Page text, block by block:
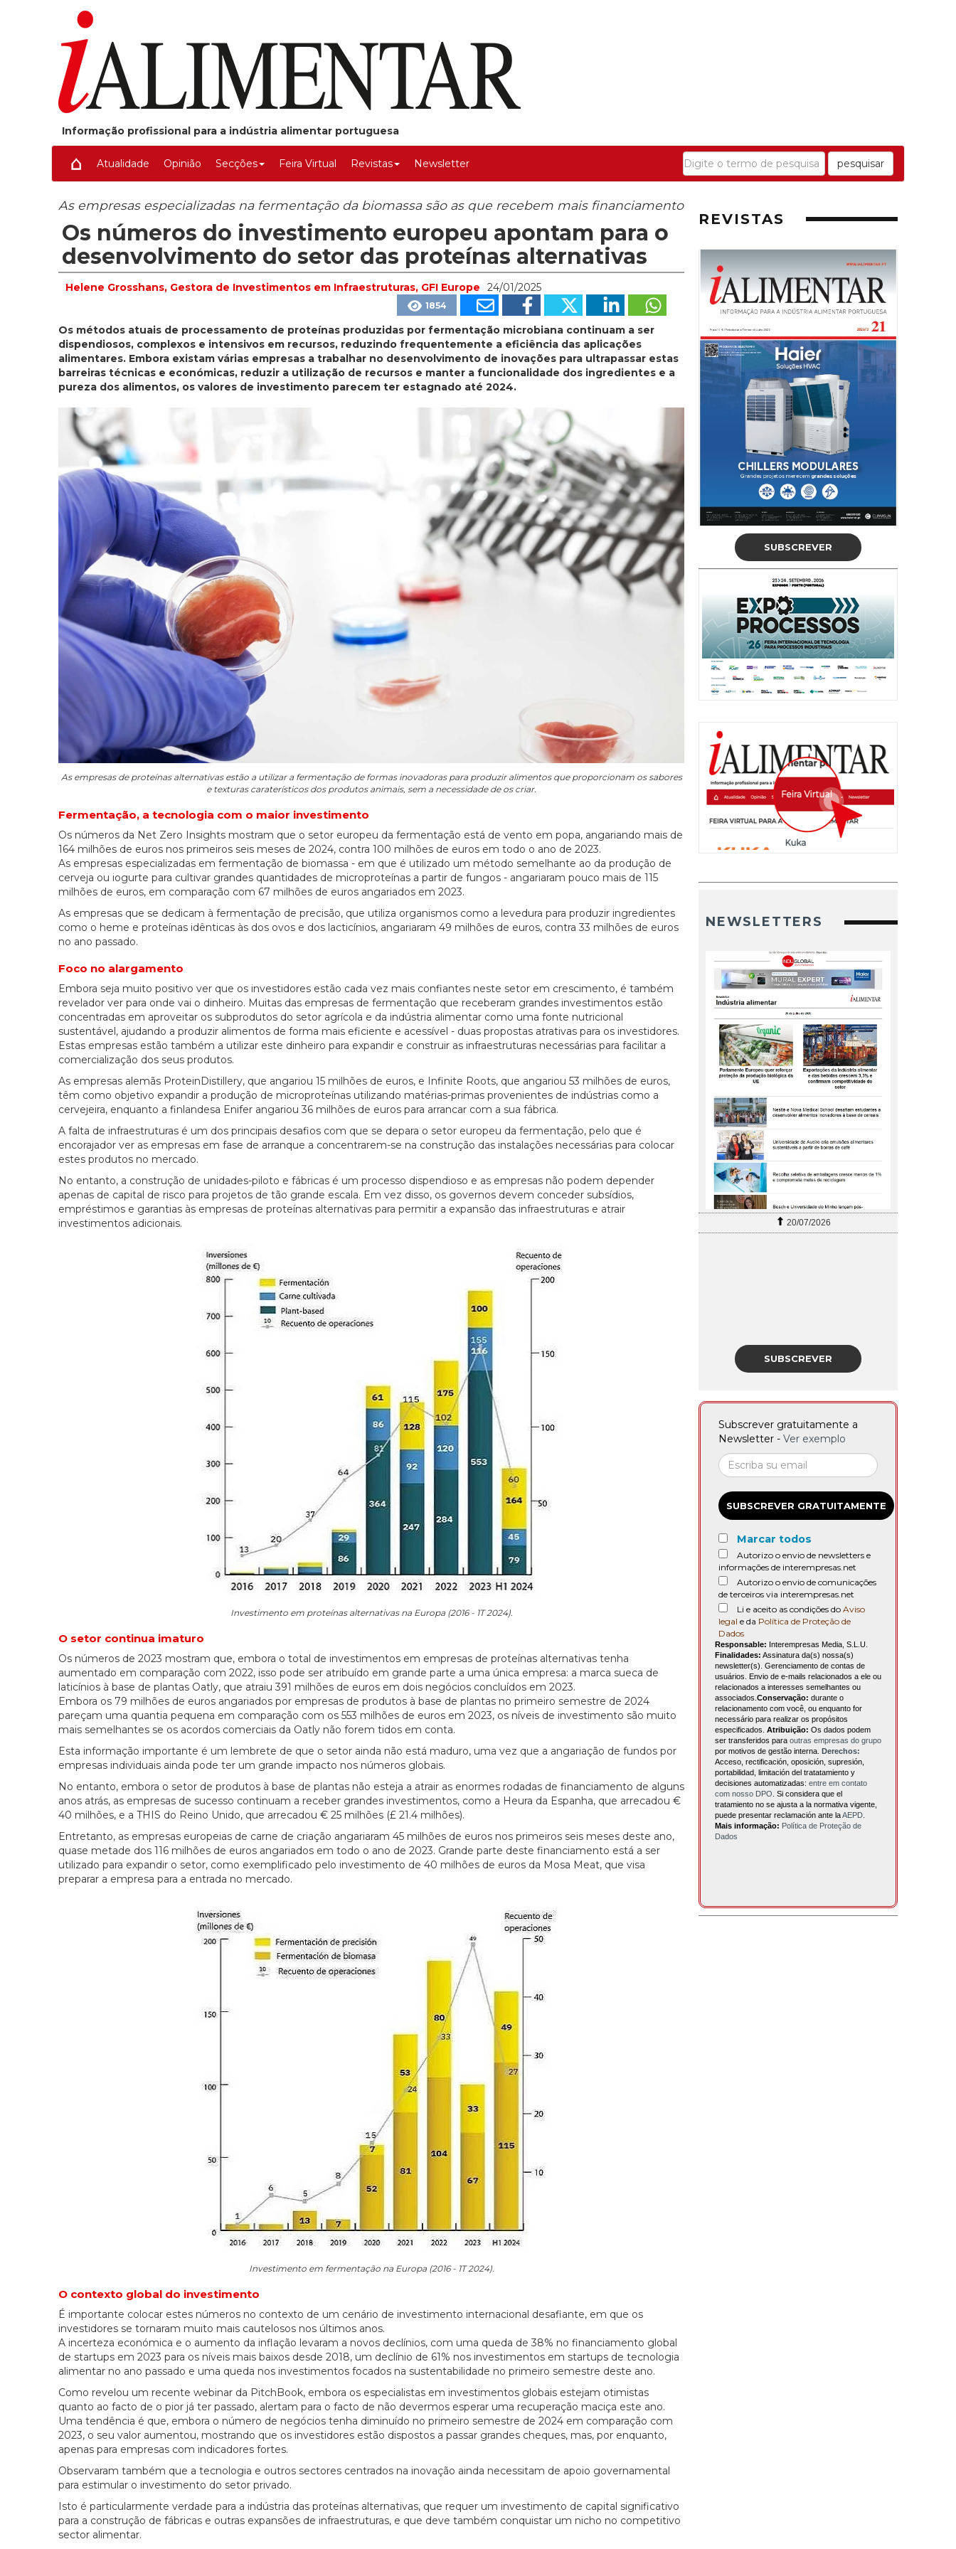
Informação profissional para a indústria alimentar portuguesa
Atualidade Opinião Secções Feira Virtual Revistas Newsletter pesquisar
As empresas especializadas na fermentação da biomassa são as que recebem mais financiamento
Os números do investimento europeu apontam para o
desenvolvimento do setor das proteínas alternativas
Helene Grosshans, Gestora de Investimentos em Infraestruturas, GFI Europe 24/01/2025
1854
Os métodos atuais de processamento de proteínas produzidas por fermentação microbiana continuam a ser
dispendiosos, complexos e intensivos em recursos, reduzindo frequentemente a eficiência das aplicações
alimentares. Embora existam várias empresas a trabalhar no desenvolvimento de inovações para ultrapassar estas
barreiras técnicas e económicas, reduzir a utilização de recursos e manter a funcionalidade dos ingredientes e a
pureza dos alimentos, os valores de investimento parecem ter estagnado até 2024.
As empresas de proteínas alternativas estão a utilizar a fermentação de formas inovadoras para produzir alimentos que proporcionam os sabores
e texturas caraterísticos dos produtos animais, sem a necessidade de os criar.
Fermentação, a tecnologia com o maior investimento
Os números da Net Zero Insights mostram que o setor europeu da fermentação está de vento em popa, angariando mais de
164 milhões de euros nos primeiros seis meses de 2024, contra 100 milhões de euros em todo o ano de 2023.
As empresas especializadas em fermentação de biomassa - em que é utilizado um método semelhante ao da produção de
cerveja ou iogurte para cultivar grandes quantidades de microproteínas a partir de fungos - angariaram pouco mais de 115
milhões de euros, em comparação com 67 milhões de euros angariados em 2023.
As empresas que se dedicam à fermentação de precisão, que utiliza organismos como a levedura para produzir ingredientes
como o heme e proteínas idênticas às dos ovos e dos lacticínios, angariaram 49 milhões de euros, contra 33 milhões de euros
no ano passado.
Foco no alargamento
Embora seja muito positivo ver que os investidores estão cada vez mais confiantes neste setor em crescimento, é também
revelador ver para onde vai o dinheiro. Muitas das empresas de fermentação que receberam grandes investimentos estão
concentradas em aproveitar os subprodutos do setor agrícola e da indústria alimentar como uma fonte nutricional
sustentável, ajudando a produzir alimentos de forma mais eficiente e acessível - duas propostas atrativas para os investidores.
Estas empresas estão também a utilizar este dinheiro para expandir e construir as infraestruturas necessárias para facilitar a
comercialização dos seus produtos.
As empresas alemãs ProteinDistillery, que angariou 15 milhões de euros, e Infinite Roots, que angariou 53 milhões de euros,
têm como objetivo expandir a produção de microproteínas utilizando matérias-primas provenientes de indústrias como a
cervejeira, enquanto a finlandesa Enifer angariou 36 milhões de euros para arrancar com a sua fábrica.
A falta de infraestruturas é um dos principais desafios com que se depara o setor europeu da fermentação, pelo que é
encorajador ver as empresas em fase de arranque a concentrarem-se na construção das instalações necessárias para colocar
estes produtos no mercado.
No entanto, a construção de unidades-piloto e fábricas é um processo dispendioso e as empresas não podem depender
apenas de capital de risco para projetos de tão grande escala. Em vez disso, os governos devem conceder subsídios,
empréstimos e garantias às empresas de proteínas alternativas para permitir a expansão das infraestruturas e atrair
investimentos adicionais.
Investimento em proteínas alternativas na Europa (2016 - 1T 2024).
O setor continua imaturo
Os números de 2023 mostram que, embora o total de investimentos em empresas de proteínas alternativas tenha
aumentado em comparação com 2022, isso pode ser atribuído em grande parte a uma única empresa: a marca sueca de
laticínios à base de plantas Oatly, que atraiu 391 milhões de euros em dois negócios concluídos em 2023.
Embora os 79 milhões de euros angariados por empresas de produtos à base de plantas no primeiro semestre de 2024
pareçam uma quantia pequena em comparação com os 553 milhões de euros em 2023, os níveis de investimento são muito
mais semelhantes se os acordos comerciais da Oatly não forem tidos em conta.
Esta informação importante é um lembrete de que o setor ainda não está maduro, uma vez que a angariação de fundos por
empresas individuais ainda pode ter um grande impacto nos números globais.
No entanto, embora o setor de produtos à base de plantas não esteja a atrair as enormes rodadas de financiamento de alguns
anos atrás, as empresas de sucesso continuam a receber grandes investimentos, como a Heura da Espanha, que arrecadou €
40 milhões, e a THIS do Reino Unido, que arrecadou € 25 milhões (£ 21.4 milhões).
Entretanto, as empresas europeias de carne de criação angariaram 45 milhões de euros nos primeiros seis meses deste ano,
quase metade dos 116 milhões de euros angariados em todo o ano de 2023. Grande parte deste financiamento está a ser
utilizado para expandir o setor, como exemplificado pelo investimento de 40 milhões de euros da Mosa Meat, que visa
preparar a empresa para a entrada no mercado.
Investimento em fermentação na Europa (2016 - 1T 2024).
O contexto global do investimento
É importante colocar estes números no contexto de um cenário de investimento internacional desafiante, em que os
investidores se tornaram muito mais cautelosos nos últimos anos.
A incerteza económica e o aumento da inflação levaram a novos declínios, com uma queda de 38% no financiamento global
de startups em 2023 para os níveis mais baixos desde 2018, um declínio de 61% nos investimentos em startups de tecnologia
alimentar no ano passado e uma queda nos investimentos focados na sustentabilidade no primeiro semestre deste ano.
Como revelou um recente webinar da PitchBook, embora os especialistas em investimentos globais estejam otimistas
quanto ao facto de o pior já ter passado, alertam para o facto de não devermos esperar uma recuperação maciça este ano.
Uma tendência é que, embora o número de negócios tenha diminuído no primeiro semestre de 2024 em comparação com
2023, o seu valor aumentou, mostrando que os investidores estão dispostos a passar grandes cheques, mas, por enquanto,
apenas para empresas com indicadores fortes.
Observaram também que a tecnologia e outros sectores centrados na inovação ainda necessitam de apoio governamental
para estimular o investimento do setor privado.
Isto é particularmente verdade para a indústria das proteínas alternativas, que requer um investimento de capital significativo
para a construção de fábricas e outras expansões de infraestruturas, e que deve também conquistar um nicho no competitivo
sector alimentar.
REVISTAS
SUBSCREVER
NEWSLETTERS
20/07/2026
SUBSCREVER
Subscrever gratuitamente a
Newsletter - Ver exemplo
SUBSCREVER GRATUITAMENTE
Marcar todos
Autorizo o envio de newsletters e
informações de interempresas.net
Autorizo o envio de comunicações
de terceiros via interempresas.net
Li e aceito as condições do Aviso
legal e da Política de Proteção de
Dados
Responsable: Interempresas Media, S.L.U.
Finalidades: Assinatura da(s) nossa(s)
newsletter(s). Gerenciamento de contas de
usuários. Envio de e-mails relacionados a ele ou
relacionados a interesses semelhantes ou
associados. Conservação: durante o
relacionamento com você, ou enquanto for
necessário para realizar os propósitos
especificados. Atribuição: Os dados podem
ser transferidos para outras empresas do grupo
por motivos de gestão interna.
Derechos:
Acceso, rectificación, oposición, supresión,
portabilidad, limitación del tratatamiento y
decisiones automatizadas: entre em contato
com nosso DPO . Si considera que el
tratamiento no se ajusta a la normativa vigente,
puede presentar reclamación ante laAEPD
Mais informação: Política de Proteção de
Dados